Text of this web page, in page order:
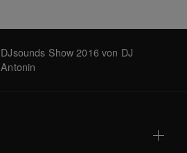
DJsounds Show 2016 von DJ
Antonin